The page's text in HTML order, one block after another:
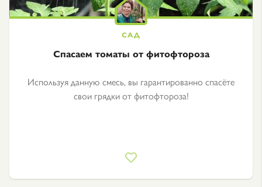
Спасаем томаты от фитофтороза
Используя данную смесь, вы гарантированно спасёте
свои грядки от фитофтороза!